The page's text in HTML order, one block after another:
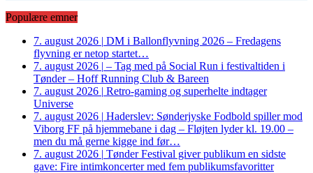
Populære emner
7. august 2026 | DM i Ballonflyvning 2026 – Fredagens
flyvning er netop startet…
7. august 2026 | – Tag med på Social Run i festivaltiden i
Tønder – Hoff Running Club & Bareen
7. august 2026 | Retro-gaming og superhelte indtager
Universe
7. august 2026 | Haderslev: Sønderjyske Fodbold spiller mod
Viborg FF på hjemmebane i dag – Fløjten lyder kl. 19.00 –
men du må gerne kigge ind før…
7. august 2026 | Tønder Festival giver publikum en sidste
gave: Fire intimkoncerter med fem publikumsfavoritter